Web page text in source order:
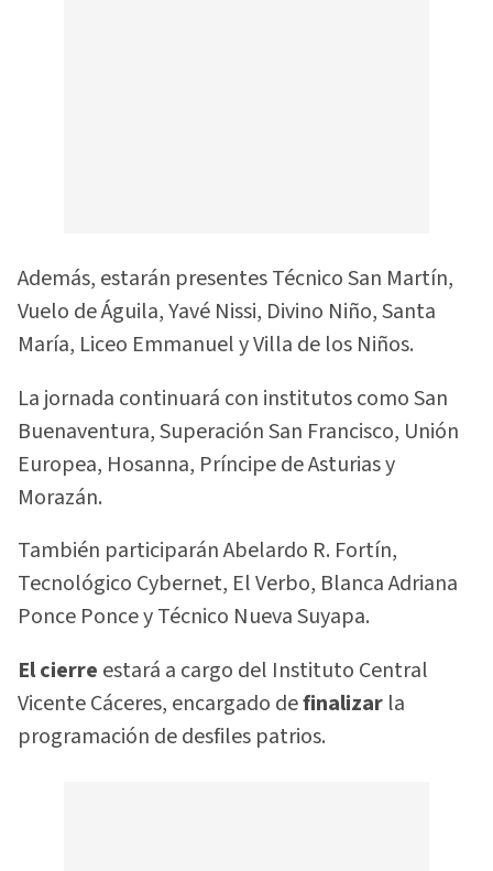
Además, estarán presentes Técnico San Martín,
Vuelo de Águila, Yavé Nissi, Divino Niño, Santa
María, Liceo Emmanuel y Villa de los Niños.
La jornada continuará con institutos como San
Buenaventura, Superación San Francisco, Unión
Europea, Hosanna, Príncipe de Asturias y
Morazán.
También participarán Abelardo R. Fortín,
Tecnológico Cybernet, El Verbo, Blanca Adriana
Ponce Ponce y Técnico Nueva Suyapa.
El cierre estará a cargo del Instituto Central
Vicente Cáceres, encargado definalizar la
programación de desfiles patrios.